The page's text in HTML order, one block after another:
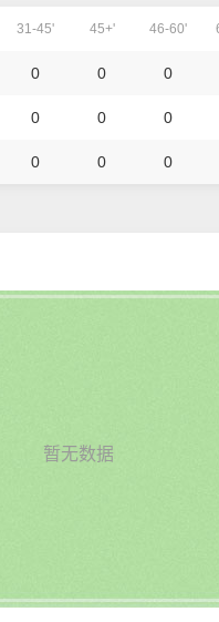
31-45' 45+' 46-60'
0 0 0
0 0 0
0 0 0
暂无数据